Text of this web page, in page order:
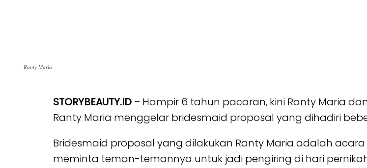
Ranty Maria
STORYBEAUTY.ID – Hampir 6 tahun pacaran, kini Ranty Maria
Ranty Maria menggelar bridesmaid proposal yang dihadiri
Bridesmaid proposal yang dilakukan Ranty Maria adalah
meminta teman-temannya untuk jadi pengiring di hari